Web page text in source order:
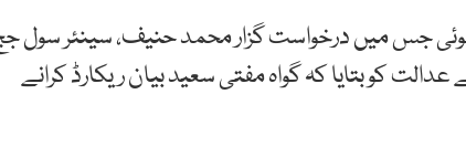
جس میں درخواست گزار محمد حنیف، سینئر سول
کو بتایا کہ گواہ مفتی سعید بیان ریکارڈ کرانے